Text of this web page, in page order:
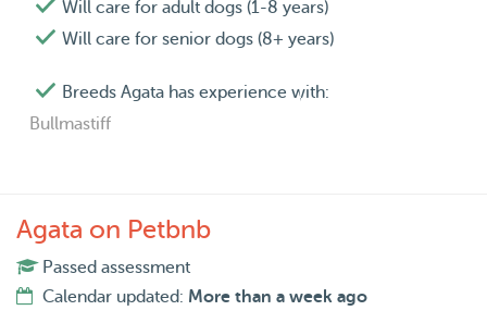
Will care for adult dogs (1-8 years)
Will care for senior dogs (8+ years)
Breeds Agata has experience with:
Bullmastiff
Agata on Petbnb
Passed assessment
Calendar updated: More than a week ago